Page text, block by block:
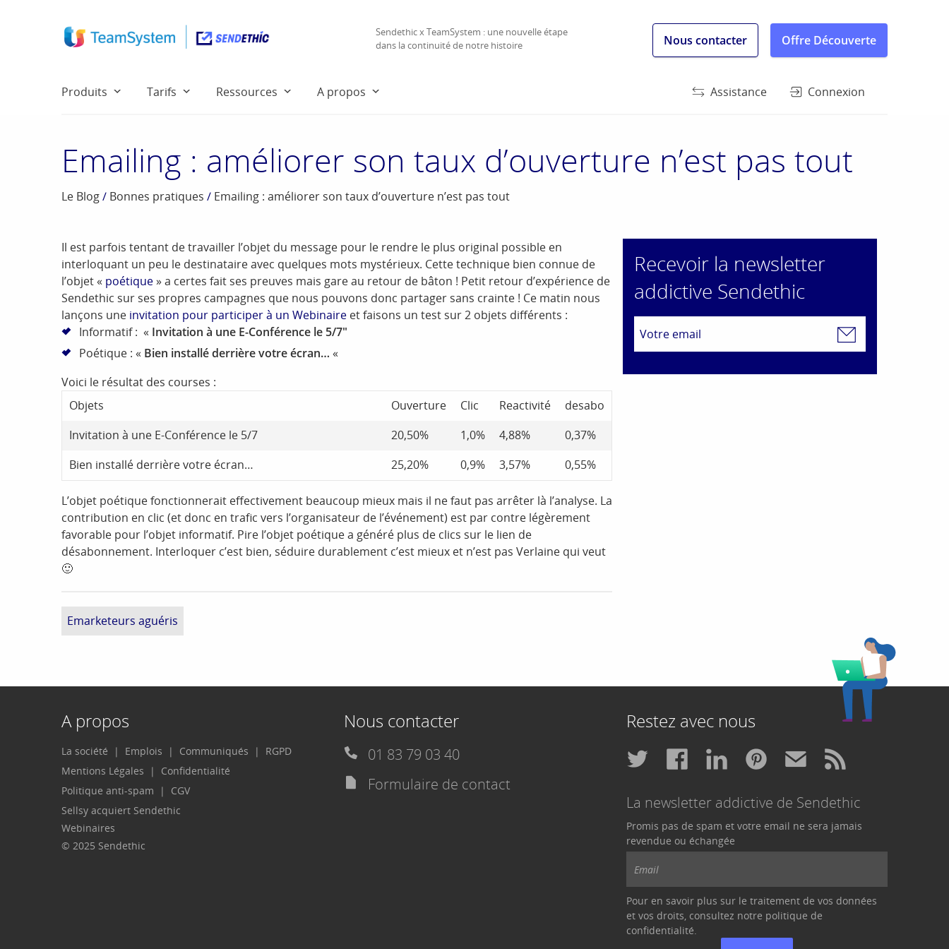
Sendethic x TeamSystem : une nouvelle étape
dans la continuité de notre histoire
Nous contacter Offre Découverte
Produits Tarifs Ressources A propos Assistance Connexion
Emailing : améliorer son taux d’ouverture n’est pas tout
Le Blog/ Bonnes pratiques / Emailing : améliorer son taux d’ouverture n’est pas tout
Il est parfois tentant de travailler l’objet du message pour le rendre le plus original possible en
interloquant un peu le destinataire avec quelques mots mystérieux. Cette technique bien connue de
l’objet « poétique» a certes fait ses preuves mais gare au retour de bâton ! Petit retour d’expérience de
Sendethic sur ses propres campagnes que nous pouvons donc partager sans crainte ! Ce matin nous
lançons une invitation pour participer à un Webinaire et faisons un test sur 2 objets différents :
Informatif : « Invitation à une E-Conférence le 5/7″
Poétique : « Bien installé derrière votre écran… «
Voici le résultat des courses :
Objets
Ouverture Clic Reactivité
desabo
Invitation à une E-Conférence le 5/7
20,50% 1,0% 4,88%
0,37%
Bien installé derrière votre écran…
25,20% 0,9% 3,57% 0,55%
L’objet poétique fonctionnerait effectivement beaucoup mieux mais il ne faut pas arrêter là l’analyse. La
contribution en clic (et donc en trafic vers l’organisateur de l’événement) est par contre légèrement
favorable pour l’objet informatif. Pire l’objet poétique a généré plus de clics sur le lien de
désabonnement. Interloquer c’est bien, séduire durablement c’est mieux et n’est pas Verlaine qui veut
🙂
Emarketeurs aguéris
Recevoir la newsletter
addictive Sendethic
A propos
La société Emplois Communiqués
RGPD
Mentions Légales
Confidentialité
Politique anti-spam
CGV
Sellsy acquiert Sendethic
Webinaires
© 2025 Sendethic
Nous contacter
01 83 79 03 40
Formulaire de contact
Restez avec nous
La newsletter addictive de Sendethic
Promis pas de spam et votre email ne sera jamais
revendue ou échangée
Pour en savoir plus sur le traitement de vos données
et vos droits, consultez notre politique de
confidentialité